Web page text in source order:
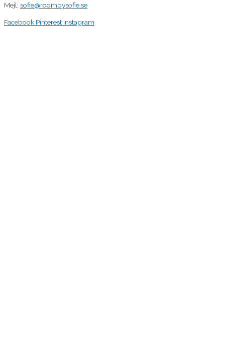
Mejl: sofie@roombysofie.se
Facebook Pinterest Instagram